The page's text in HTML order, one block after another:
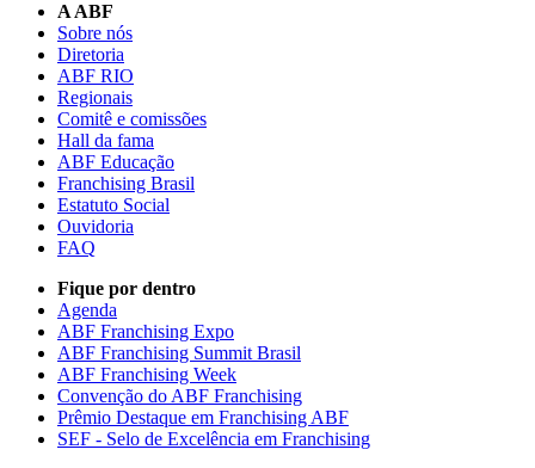
A ABF
Sobre nós
Diretoria
ABF RIO
Regionais
Comitê e comissões
Hall da fama
ABF Educação
Franchising Brasil
Estatuto Social
Ouvidoria
FAQ
Fique por dentro
Agenda
ABF Franchising Expo
ABF Franchising Summit Brasil
ABF Franchising Week
Convenção do ABF Franchising
Prêmio Destaque em Franchising ABF
SEF - Selo de Excelência em Franchising